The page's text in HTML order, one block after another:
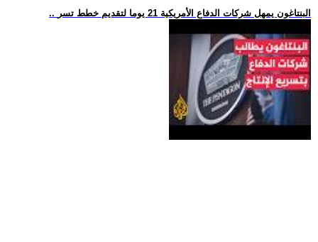
.. البنتاغون يمهل شركات الدفاع الأمريكية 21 يوما لتقديم خطط تسر